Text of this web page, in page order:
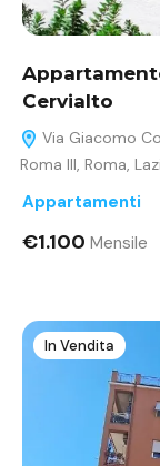
Cervialto
Via Giacomo
Roma III, Roma,
Appartamenti
€1.100 Mensile
In Vendita